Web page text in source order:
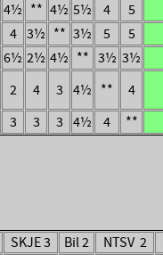
4½ ** 4½ 5½ 4 5
4 3½ ** 3½ 5 5
6½ 2½ 4½ ** 3½ 3½
2 4 3 4½ ** 4
3 3 3 4½ 4 **
SKJE 3 Bil 2 NTSV 2